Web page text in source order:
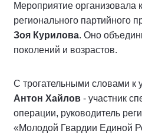
Мероприятие организовала
регионального партийного
Зоя Курилова. Оно
поколений и возрастов.
С трогательными словами к
Антон Хайлов - участник
операции, руководитель
«Молодой Гвардии Единой